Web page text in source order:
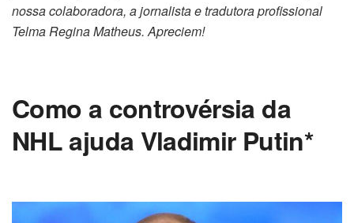
nossa colaboradora, a jornalista e tradutora profissional
Telma Regina Matheus. Apreciem!
Como a controvérsia da
NHL ajuda Vladimir Putin*